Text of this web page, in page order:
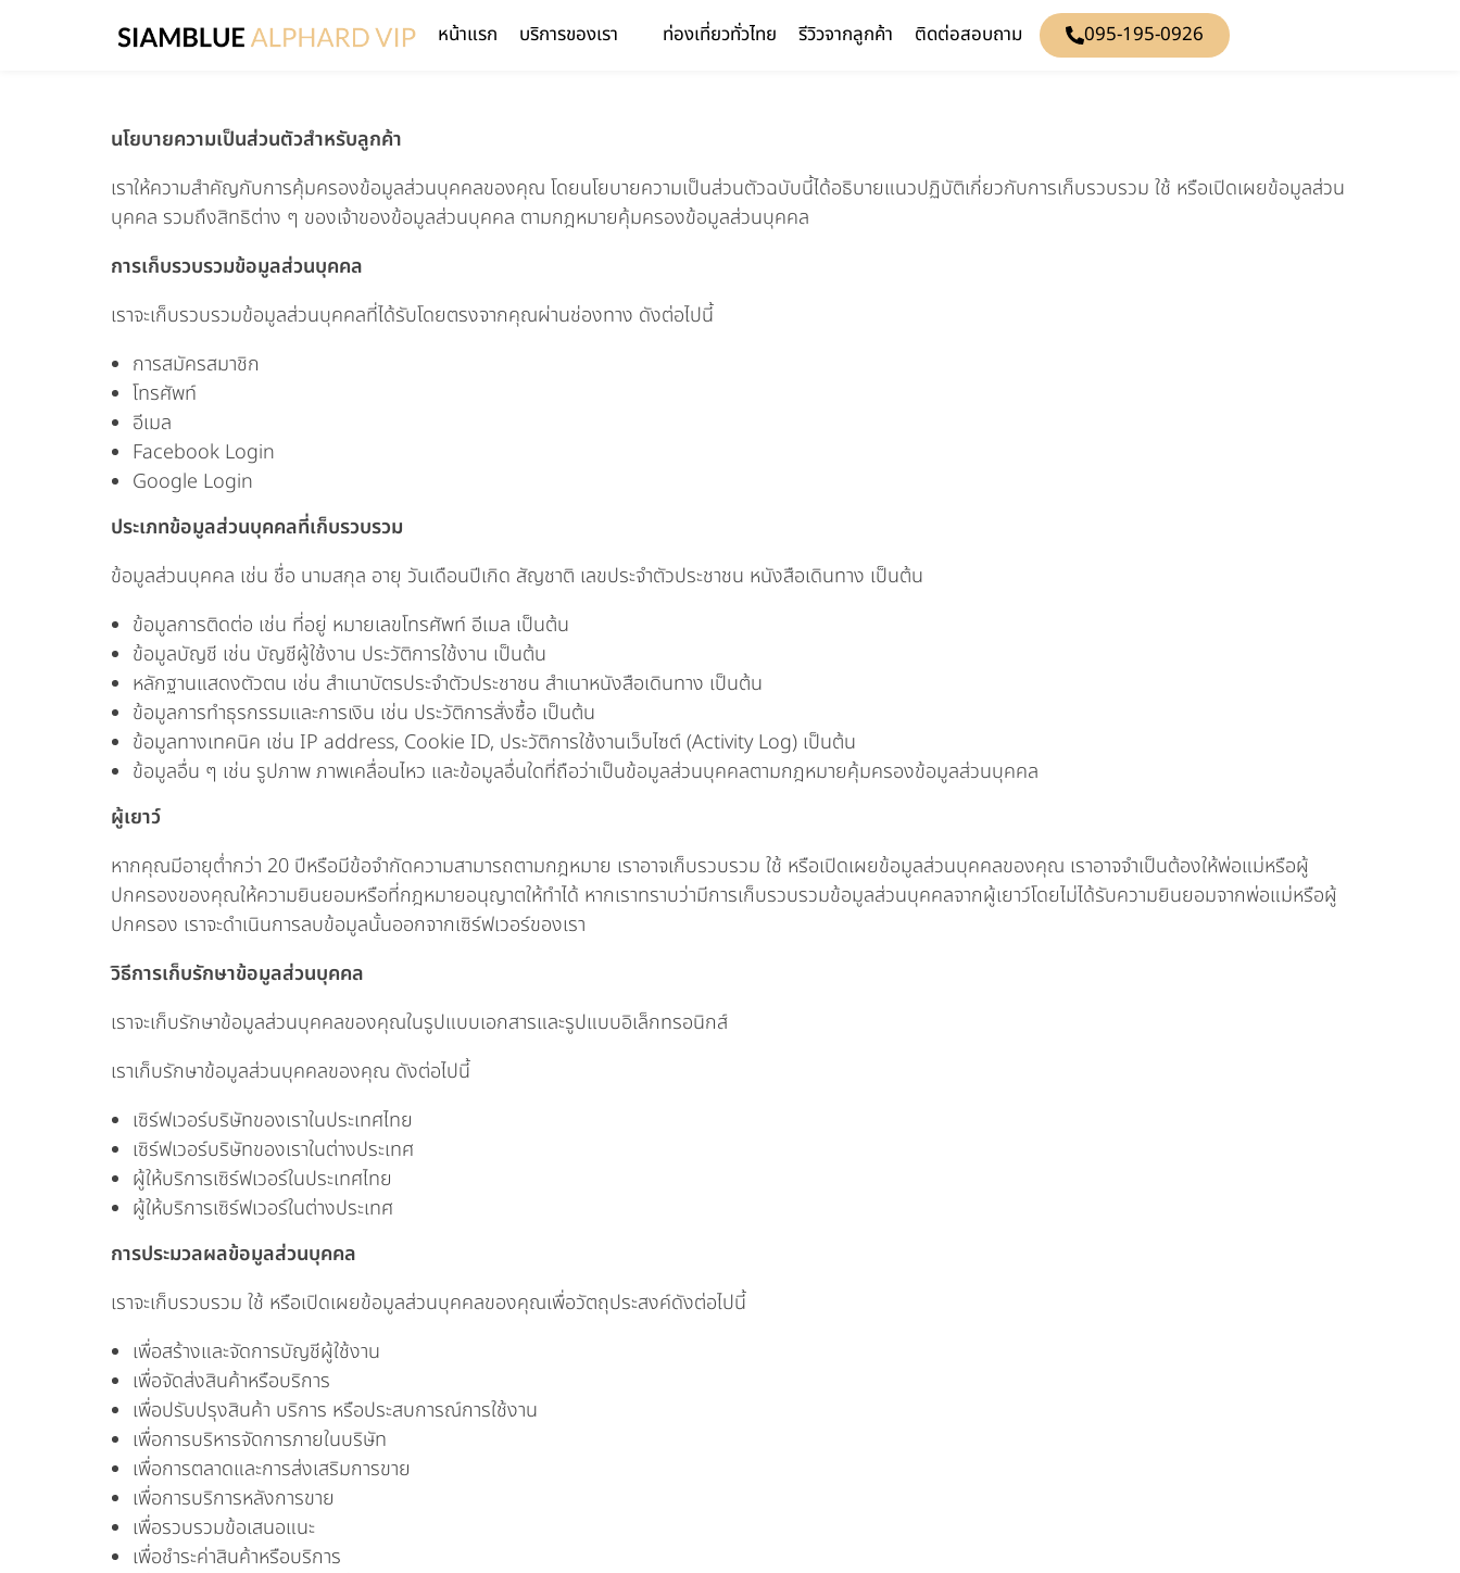
หน้าแรก บริการของเรา ท่องเที่ยวทั่วไทย รีวิวจากลูกค้า ติดต่อสอบถาม 095-195-0926
นโยบายความเป็นส่วนตัวสำหรับลูกค้า
เราให้ความสำคัญกับการคุ้มครองข้อมูลส่วนบุคคลของคุณ โดยนโยบายความเป็นส่วนตัวฉบับนี้ได้อธิบายแนวปฏิบัติเกี่ยวกับการเก็บรวบรวม ใช้ หรือเปิดเผยข้อมูลส่วน
บุคคล รวมถึงสิทธิต่าง ๆ ของเจ้าของข้อมูลส่วนบุคคล ตามกฎหมายคุ้มครองข้อมูลส่วนบุคคล
การเก็บรวบรวมข้อมูลส่วนบุคคล
เราจะเก็บรวบรวมข้อมูลส่วนบุคคลที่ได้รับโดยตรงจากคุณผ่านช่องทาง ดังต่อไปนี้
การสมัครสมาชิก
โทรศัพท์
อีเมล
Facebook Login
Google Login
ประเภทข้อมูลส่วนบุคคลที่เก็บรวบรวม
ข้อมูลส่วนบุคคล เช่น ชื่อ นามสกุล อายุ วันเดือนปีเกิด สัญชาติ เลขประจำตัวประชาชน หนังสือเดินทาง เป็นต้น
ข้อมูลการติดต่อ เช่น ที่อยู่ หมายเลขโทรศัพท์ อีเมล เป็นต้น
ข้อมูลบัญชี เช่น บัญชีผู้ใช้งาน ประวัติการใช้งาน เป็นต้น
หลักฐานแสดงตัวตน เช่น สำเนาบัตรประจำตัวประชาชน สำเนาหนังสือเดินทาง เป็นต้น
ข้อมูลการทำธุรกรรมและการเงิน เช่น ประวัติการสั่งซื้อ เป็นต้น
ข้อมูลทางเทคนิค เช่น IP address, Cookie ID, ประวัติการใช้งานเว็บไซต์ (Activity Log) เป็นต้น
ข้อมูลอื่น ๆ เช่น รูปภาพ ภาพเคลื่อนไหว และข้อมูลอื่นใดที่ถือว่าเป็นข้อมูลส่วนบุคคลตามกฎหมายคุ้มครองข้อมูลส่วนบุคคล
ผู้เยาว์
หากคุณมีอายุต่ำกว่า 20 ปีหรือมีข้อจำกัดความสามารถตามกฎหมาย เราอาจเก็บรวบรวม ใช้ หรือเปิดเผยข้อมูลส่วนบุคคลของคุณ เราอาจจำเป็นต้องให้พ่อแม่หรือผู้
ปกครองของคุณให้ความยินยอมหรือที่กฎหมายอนุญาตให้ทำได้ หากเราทราบว่ามีการเก็บรวบรวมข้อมูลส่วนบุคคลจากผู้เยาว์โดยไม่ได้รับความยินยอมจากพ่อแม่หรือผู้
ปกครอง เราจะดำเนินการลบข้อมูลนั้นออกจากเซิร์ฟเวอร์ของเรา
วิธีการเก็บรักษาข้อมูลส่วนบุคคล
เราจะเก็บรักษาข้อมูลส่วนบุคคลของคุณในรูปแบบเอกสารและรูปแบบอิเล็กทรอนิกส์
เราเก็บรักษาข้อมูลส่วนบุคคลของคุณ ดังต่อไปนี้
เซิร์ฟเวอร์บริษัทของเราในประเทศไทย
เซิร์ฟเวอร์บริษัทของเราในต่างประเทศ
ผู้ให้บริการเซิร์ฟเวอร์ในประเทศไทย
ผู้ให้บริการเซิร์ฟเวอร์ในต่างประเทศ
การประมวลผลข้อมูลส่วนบุคคล
เราจะเก็บรวบรวม ใช้ หรือเปิดเผยข้อมูลส่วนบุคคลของคุณเพื่อวัตถุประสงค์ดังต่อไปนี้
เพื่อสร้างและจัดการบัญชีผู้ใช้งาน
เพื่อจัดส่งสินค้าหรือบริการ
เพื่อปรับปรุงสินค้า บริการ หรือประสบการณ์การใช้งาน
เพื่อการบริหารจัดการภายในบริษัท
เพื่อการตลาดและการส่งเสริมการขาย
เพื่อการบริการหลังการขาย
เพื่อรวบรวมข้อเสนอแนะ
เพื่อชำระค่าสินค้าหรือบริการ